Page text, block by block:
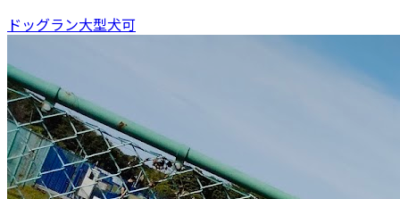
ドッグラン大型犬可